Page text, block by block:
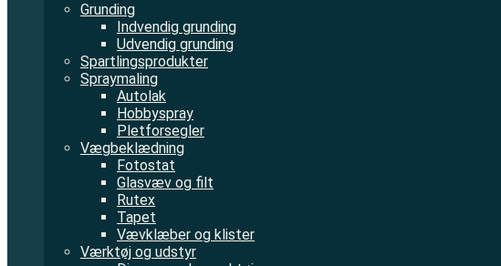
Grunding
Indvendig grunding
Udvendig grunding
Spartlingsprodukter
Spraymaling
Autolak
Hobbyspray
Pletforsegler
Vægbeklædning
Fotostat
Glasvæv og filt
Rutex
Tapet
Vævklæber og klister
Værktøj og udstyr